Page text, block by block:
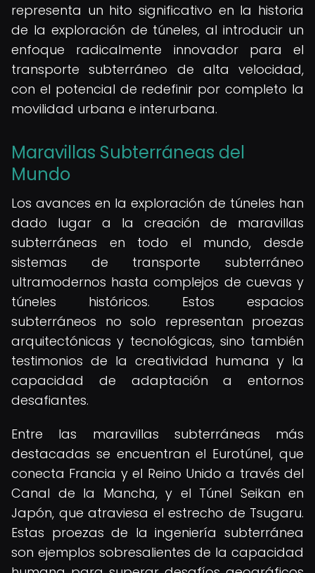
representa un hito significativo en la historia
de la exploración de túneles, al introducir un
enfoque radicalmente innovador para el
transporte subterráneo de alta velocidad,
con el potencial de redefinir por completo la
movilidad urbana e interurbana.
Maravillas Subterráneas del
Mundo
Los avances en la exploración de túneles han
dado lugar a la creación de maravillas
subterráneas en todo el mundo, desde
sistemas de transporte subterráneo
ultramodernos hasta complejos de cuevas y
túneles históricos. Estos espacios
subterráneos no solo representan proezas
arquitectónicas y tecnológicas, sino también
testimonios de la creatividad humana y la
capacidad de adaptación a entornos
desafiantes.
Entre las maravillas subterráneas más
destacadas se encuentran el Eurotúnel, que
conecta Francia y el Reino Unido a través del
Canal de la Mancha, y el Túnel Seikan en
Japón, que atraviesa el estrecho de Tsugaru.
Estas proezas de la ingeniería subterránea
son ejemplos sobresalientes de la capacidad